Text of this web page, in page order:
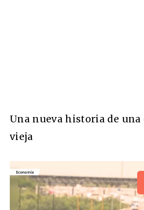
Una nueva historia de
vieja